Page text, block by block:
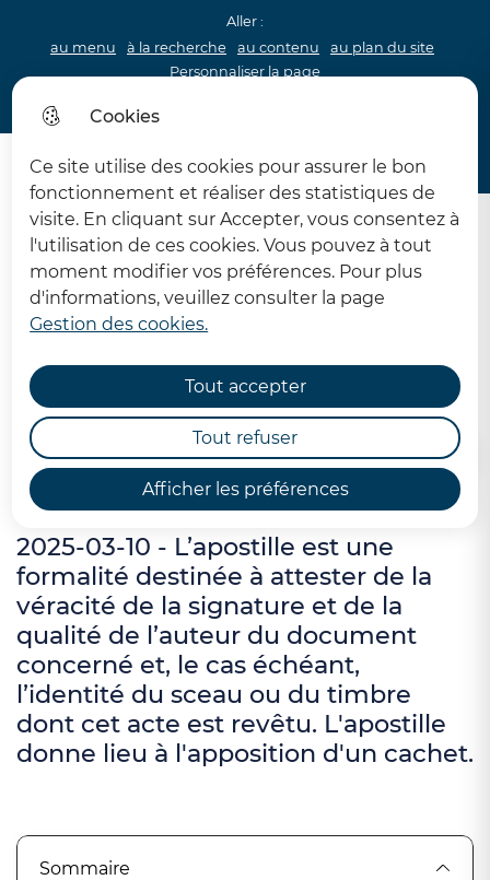
Cookies
Ce site utilise des cookies pour assurer le bon
fonctionnement et réaliser des statistiques de
visite. En cliquant sur Accepter, vous consentez à
l'utilisation de ces cookies. Vous pouvez à tout
moment modifier vos préférences. Pour plus
d'informations, veuillez consulter la page
Gestion des cookies.
Afficher les préférences
Tout accepter
Tout refuser
Aller :
au menu
à la recherche au contenu
au plan du site
Personnaliser la page
Ingénierie 62
Menu
Réforme de l’apostille et de
la légalisation
Accueil
2025-03-10 - L’apostille est une
formalité destinée à attester de la
véracité de la signature et de la
qualité de l’auteur du document
concerné et, le cas échéant,
l’identité du sceau ou du timbre
dont cet acte est revêtu. L'apostille
donne lieu à l'apposition d'un cachet.
Sommaire